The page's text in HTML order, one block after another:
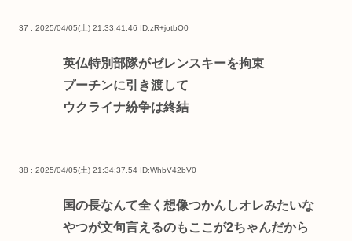
37 : 2025/04/05(土) 21:33:41.46 ID:zR+jotbO0
英仏特別部隊がゼレンスキーを拘束
プーチンに引き渡して
ウクライナ紛争は終結
38 : 2025/04/05(土) 21:34:37.54 ID:WhbV42bV0
国の長なんて全く想像つかんしオレみたいな
やつが文句言えるのもここが2ちゃんだから